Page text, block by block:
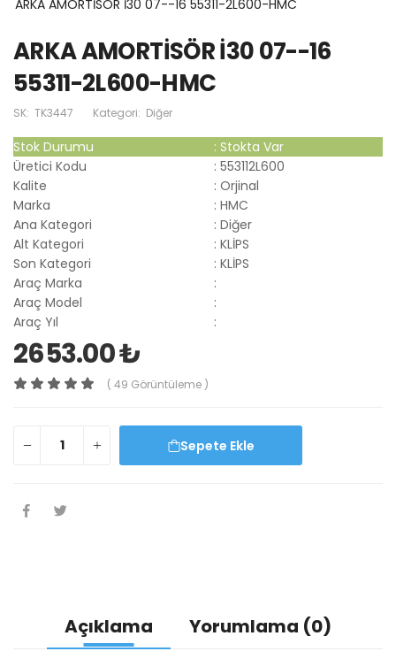
ARKA AMORTİSÖR İ30 07--16 55311-2L600-HMC
ARKA AMORTİSÖR İ30 07--16
55311-2L600-HMC
SK: TK3447 Kategori: Diğer
Stok Durumu : Stokta Var
Üretici Kodu
: 553112L600
Kalite
: Orjinal
Marka
: HMC
Ana Kategori
: Diğer
Alt Kategori
: KLİPS
Son Kategori
: KLİPS
Araç Marka
:
Araç Model
:
Araç Yıl
:
2653.00 ₺
( 49 Görüntüleme )
Sepete Ekle
Açıklama Yorumlama (0)